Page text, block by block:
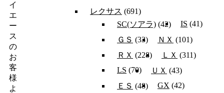
イ
エ
ー
ス
の
お
客
様
よ
レクサス (691)
SC(ソアラ) (42) IS (41)
ＧＳ (33) ＮＸ (101)
ＲＸ (228) ＬＸ (311)
LS (70) ＵＸ (43)
ＥＳ (48) GX (42)